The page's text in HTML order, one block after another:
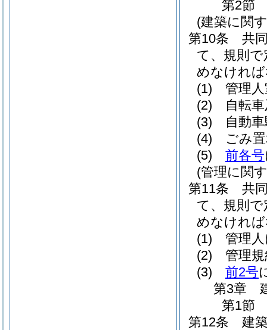
第2節
(建築に関
第10条
共
て、規則
めなけれ
(1)
管理
(2)
自転
(3)
自動
(4)
ごみ
(5)
前各号
(管理に関
第11条
共
て、規則
めなけれ
(1)
管理
(2)
管理
(3)
前2号
第3章
第1節
第12条
建